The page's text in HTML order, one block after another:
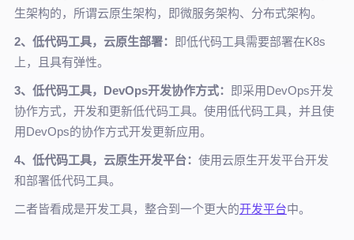
生架构的，所谓云原生架构，即微服务架构、分布式架构。
2、低代码工具，云原生部署：
即低代码工具需要部署在K8s
上，且具有弹性。
3、低代码工具，DevOps开发协作方式：
即采用DevOps开发
协作方式，开发和更新低代码工具。使用低代码工具，并且使
用DevOps的协作方式开发更新应用。
4、低代码工具，云原生开发平台： 使用云原生开发平台开发
和部署低代码工具。
二者皆看成是开发工具，整合到一个更大的开发平台中。